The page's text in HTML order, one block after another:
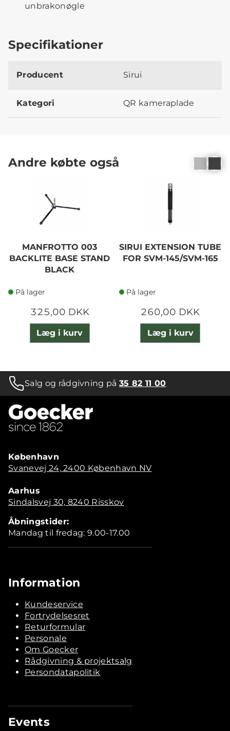
unbrakonøgle
Specifikationer
Producent Sirui
Kategori QR kameraplade
Andre købte også
MANFROTTO 003
BACKLITE BASE STAND
BLACK
På lager
325,00 DKK
Læg i kurv
SIRUI EXTENSION TUBE
FOR SVM-145/SVM-165
På lager
260,00 DKK
Læg i kurv
Salg og rådgivning på35 82 11 00
København
Svanevej 24, 2400 København NV
Aarhus
Sindalsvej 30, 8240 Risskov
Åbningstider:
Mandag til fredag: 9.00-17.00
Information
Kundeservice
Fortrydelsesret
Returformular
Personale
Om Goecker
Rådgivning & projektsalg
Persondatapolitik
Events